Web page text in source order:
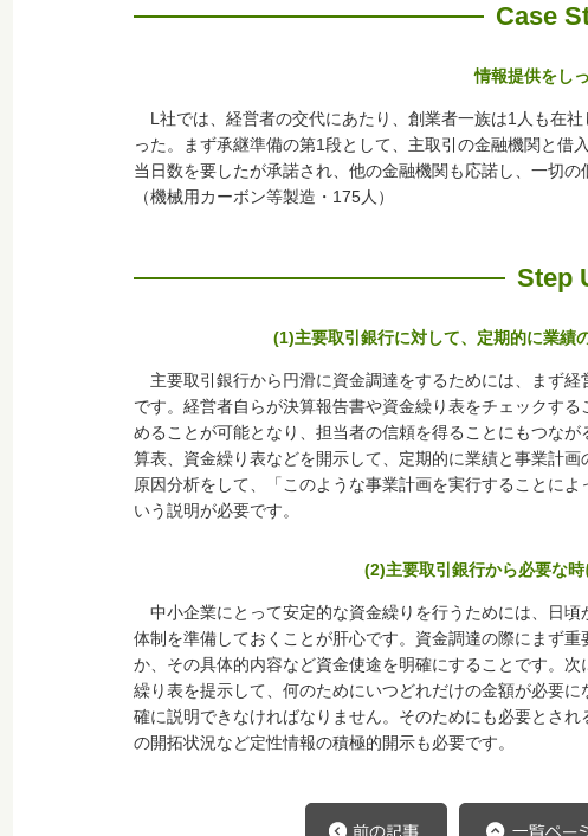
Case
情報提供をし
L社では、経営者の交代にあたり、創業者一族は1人も在
った。まず承継準備の第1段として、主取引の金融機関と借
当日数を要したが承諾され、他の金融機関も応諾し、一切の
（機械用カーボン等製造・175人）
Step
(1)主要取引銀行に対して、定期的に業績
主要取引銀行から円滑に資金調達をするためには、まず
です。経営者自らが決算報告書や資金繰り表をチェックす
めることが可能となり、担当者の信頼を得ることにもつな
算表、資金繰り表などを開示して、定期的に業績と事業計
原因分析をして、「このような事業計画を実行することに
いう説明が必要です。
(2)主要取引銀行から必要な
中小企業にとって安定的な資金繰りを行うためには、日
体制を準備しておくことが肝心です。資金調達の際にまず
か、その具体的内容など資金使途を明確にすることです。
繰り表を提示して、何のためにいつどれだけの金額が必要
確に説明できなければなりません。そのためにも必要とさ
の開拓状況など定性情報の積極的開示も必要です。